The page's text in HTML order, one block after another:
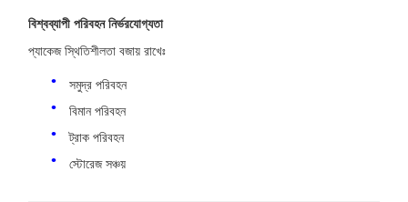
বিশ্বব্যাপী পরিবহন নির্ভরযোগ্যতা
প্যাকেজ স্থিতিশীলতা বজায় রাখেঃ
সমুদ্র পরিবহন
বিমান পরিবহন
ট্রাক পরিবহন
স্টোরেজ সঞ্চয়